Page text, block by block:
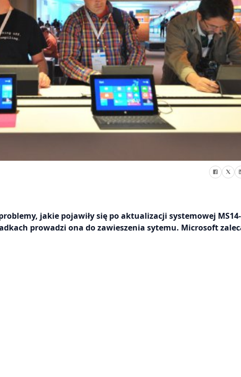
jakie pojawiły się po aktualizacji systemowej
prowadzi ona do zawieszenia sytemu. Microsoft